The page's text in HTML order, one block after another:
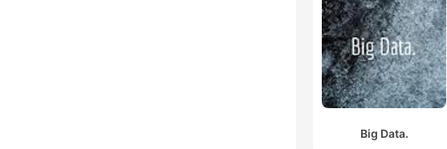
Big Data.